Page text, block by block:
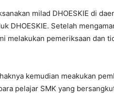
milad DHOESKIE di
DHOESKIE. Setelah
melakukan pemeriksaan dan
kemudian meakukan
pelajar SMK yang